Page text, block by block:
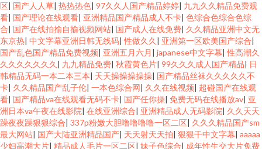
区| 国产人人草| 热热热色| 97久久人国产精品婷婷| 九九久久精品免费观
看| 国产理论在线观看| 亚洲精品国产精品成人不卡| 色综合色综合色综
合| 国产在线拍揄自揄视频网站| 国产成人在线免费| 久久精品亚洲中文无
东京热| 中文字幕亚洲日韩无线码|性做久久 | 亚洲第一区欧美国产综合|
国产乱色国产精品免费视频| 亚洲五月六月 | japanese中文字幕|性高潮久
久久久久久久久 | 九九精品免费| 秋霞黄色片| 99久久久成人国产精品| 日
韩精品无码一本二本三本| 天天操操操操操| 国产精品丝袜久久久久久不
卡| 久久精品国产乱子伦| 一本色综合网| 久久在线视频| 超碰国产在线观
看| 国产精品va在线观看无码不卡| 国产任你操| 免费无码在线播放av| 亚
洲日本va午夜在线影院| 在线亚洲综合| 亚洲精品成人无码影院| 久久天天
躁夜夜躁狠狠综合| 337p粉嫩大胆噜噜噜噜一区二区| 久久久精品国产sm
最大网站| 国产大陆亚洲精品国产| 天天射天天拍| 狠狠干中文字幕| aaaaa
少妇高潮大片| 精品成人毛片一区二区| 妹子色综合| 成年性生交大片免费